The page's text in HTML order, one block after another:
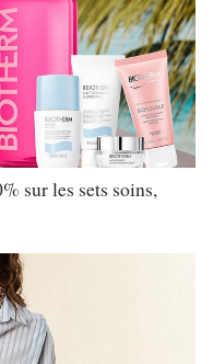
sur les sets soins,